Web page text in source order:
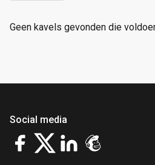
Geen kavels gevonden die
Social media